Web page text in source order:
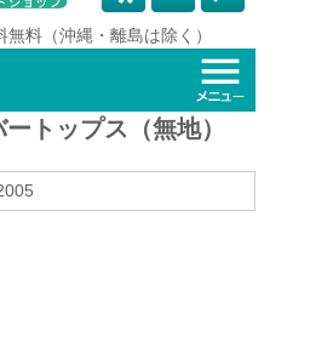
無料 （沖縄・離島は除く）
トップス（無地）